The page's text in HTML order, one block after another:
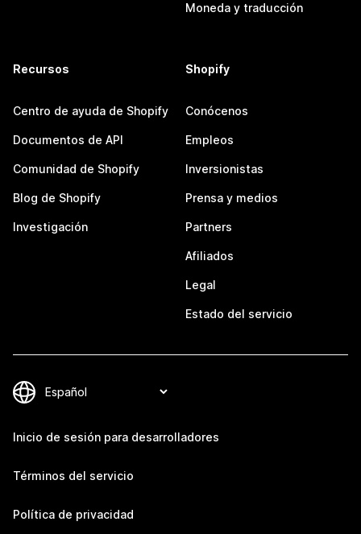
Moneda y traducción
Recursos
Centro de ayuda de Shopify
Documentos de API
Comunidad de Shopify
Blog de Shopify
Investigación
Shopify
Conócenos
Empleos
Inversionistas
Prensa y medios
Partners
Afiliados
Legal
Estado del servicio
Inicio de sesión para desarrolladores
Términos del servicio
Política de privacidad